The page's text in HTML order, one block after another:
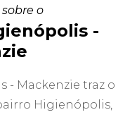
o
-
- Mackenzie traz o
Higienópolis,